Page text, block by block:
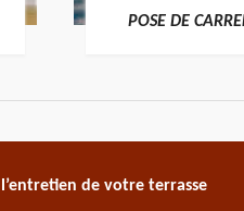
POSE DE
l’entretien de votre terrasse